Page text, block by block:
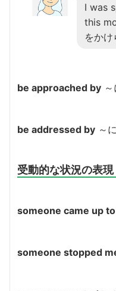
I was
this
をかけ
be approached by
be addressed by ～
受動的な状況の表現
someone came up
someone stopped